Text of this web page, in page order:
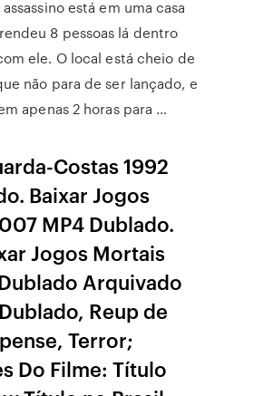
está em uma casa
8 pessoas lá dentro
ele. O local está cheio de
não para de ser lançado, e
apenas 2 horas para …
Costas 1992
Baixar Jogos
MP4 Dublado.
Jogos Mortais
Arquivado
Reup de
Terror;
Do Filme: Título